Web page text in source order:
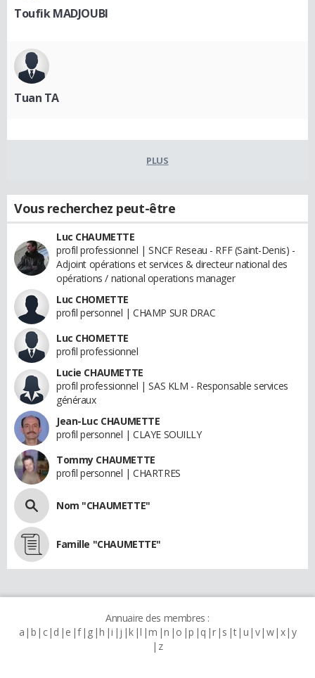
Toufik MADJOUBI
Tuan TA
PLUS
Vous recherchez peut-être
Luc CHAUMETTE
profil professionnel | SNCF Reseau - RFF (Saint-Denis) -
Adjoint opérations et services & directeur national des
opérations / national operations manager
Luc CHOMETTE
profil personnel | CHAMP SUR DRAC
Luc CHOMETTE
profil professionnel
Lucie CHAUMETTE
profil professionnel | SAS KLM - Responsable services
généraux
Jean-Luc CHAUMETTE
profil personnel | CLAYE SOUILLY
Tommy CHAUMETTE
profil personnel | CHARTRES
Nom "CHAUMETTE"
Famille "CHAUMETTE"
Annuaire des membres :
a b c d e f g h i j k l m n o p q r s t u v w x y
z